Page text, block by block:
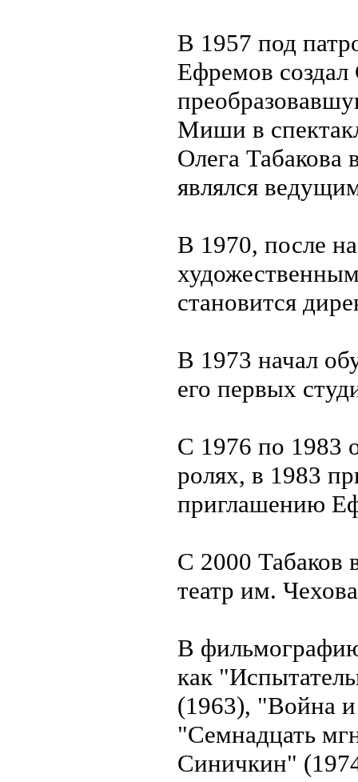
В 1957 под
Ефремов
Миши в
Олега Табакова
являлся
В 1970, после
становится
В 1973 начал
его первых
С 1976 по 1983
ролях, в 1983
приглашению
С 2000 Табаков
театр им.
В
как
(1963), "Война
"Семнадцать
Синичкин"